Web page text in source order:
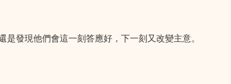
發現他們會這一刻答應好，下一刻又改變主意。